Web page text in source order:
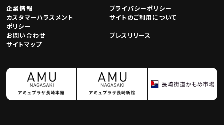
企業情報
プライバシーポリシー
カスタマーハラスメント
ポリシー
サイトのご利用について
お問い合わせ
プレスリリース
サイトマップ